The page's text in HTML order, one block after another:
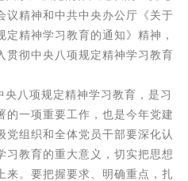
议精神和中共中央办公厅《关于
精神学习教育的通知》精神，
贯彻中央八项规定精神学习教育
八项规定精神学习教育，是习
的一项重要工作，也是今年党建
党组织和全体党员干部要深化认
习教育的重大意义，切实把思想
来。要把握要求、明确重点，扎